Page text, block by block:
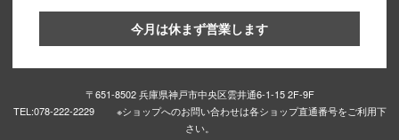
今月は休まず営業します
〒651-8502 兵庫県神戸市中央区雲井通6-1-15 2F-9F
TEL:078-222-2229 ※ショップへのお問い合わせは各ショップ直通番号をご利用下
さい。